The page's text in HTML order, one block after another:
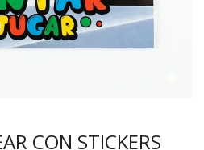
CON STICKERS